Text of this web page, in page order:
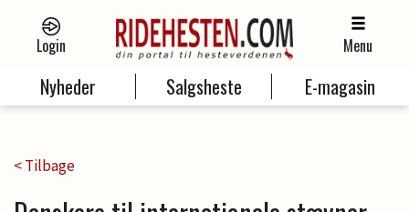
Login Menu
Nyheder Salgsheste E-magasin
< Tilbage